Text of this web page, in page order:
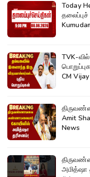
Today
TVK-
CM Vijay
Amit Shah
News
அமித்ஷா